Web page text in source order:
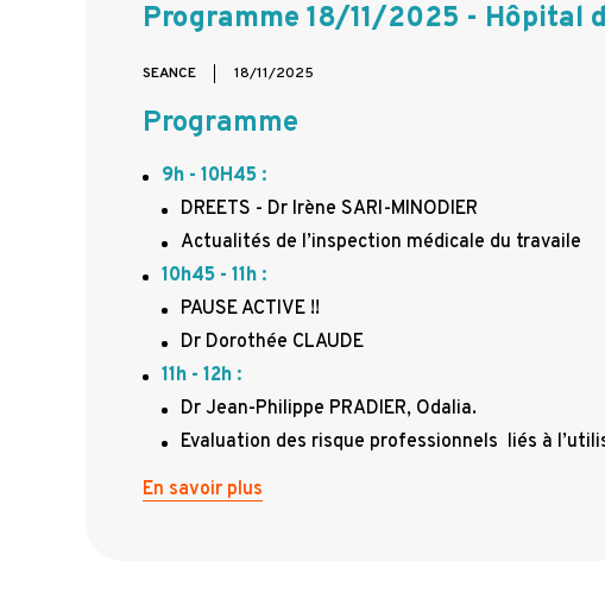
Programme 18/11/2025 - Hôpital
SEANCE 18/11/2025
Programme
9h - 10H45 :
DREETS - Dr Irène SARI-MINODIER
Actualités de l’inspection médicale du travaile
10h45 - 11h :
PAUSE ACTIVE !!
Dr Dorothée CLAUDE
11h - 12h :
Dr Jean-Philippe PRADIER, Odalia.
Evaluation des risque professionnels liés à
En savoir plus